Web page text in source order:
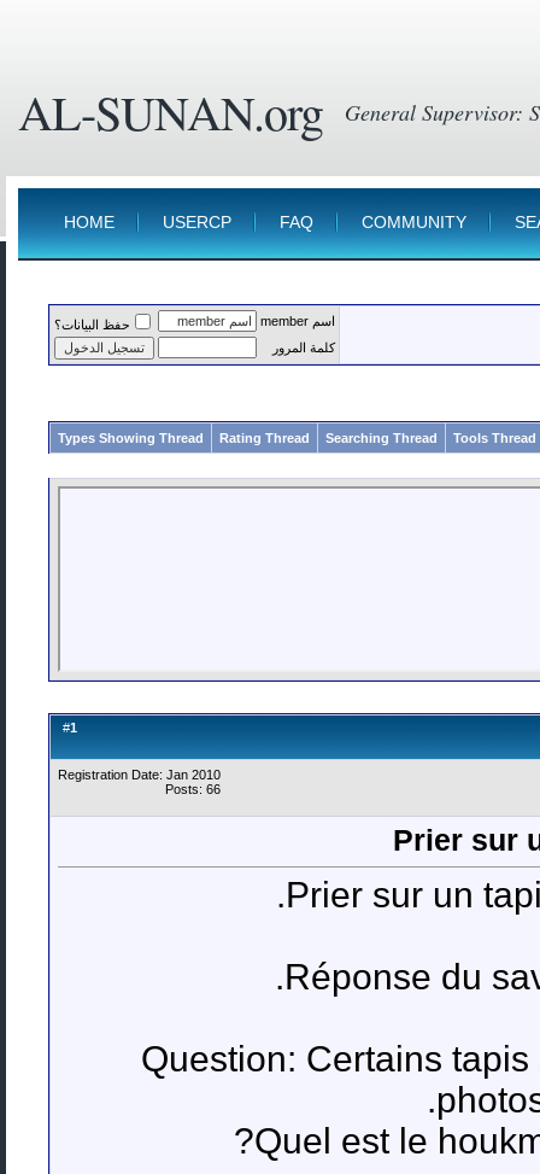
AL-SUNAN.org
HOME USERCP FAQ COMMUNITY
اسم member
حفظ البيانات؟
كلمة المرور
Tools Thread
Searching Thread
Rating Thread
Types Showing Thread
1
Registration Date: Jan 2010
Posts: 66
Prier sur
Prier sur un
Réponse du
Question: Certains
Quel est le